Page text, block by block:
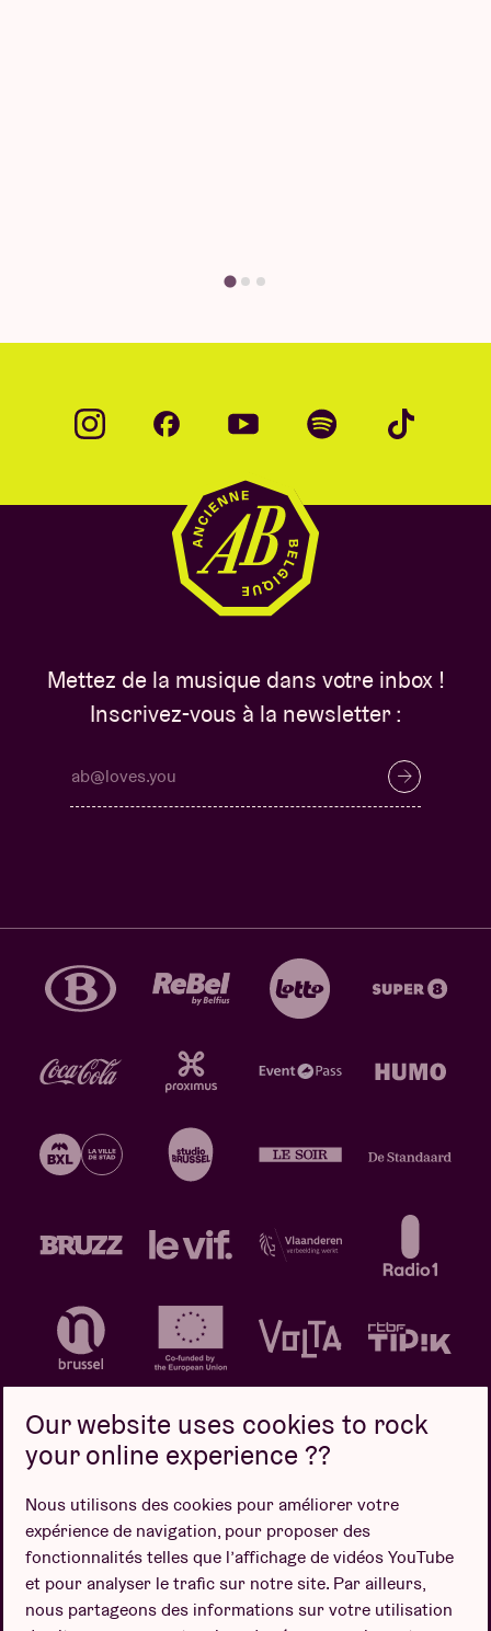
Mettez de la musique dans votre inbox !
Inscrivez-vous à la newsletter :
Politique de confidentialité
Politique de cookies
Conditions de vente
Design par
Our website uses cookies to rock
your online experience ??
Nous utilisons des cookies pour améliorer votre
expérience de navigation, pour proposer des
fonctionnalités telles que l’affichage de vidéos YouTube
et pour analyser le trafic sur notre site. Par ailleurs,
nous partageons des informations sur votre utilisation